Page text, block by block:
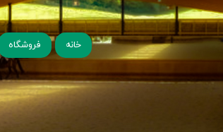
خانه فروشگاه